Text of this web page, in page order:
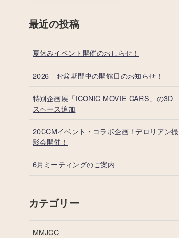
最近の投稿
夏休みイベント開催のおしらせ！
2026 お盆期間中の開館日のお知らせ！
特別企画展「ICONIC MOVIE CARS」の3D
スペース追加
20CCMイベント・コラボ企画！デロリアン撮
影会開催！
6月ミーティングのご案内
カテゴリー
MMJCC